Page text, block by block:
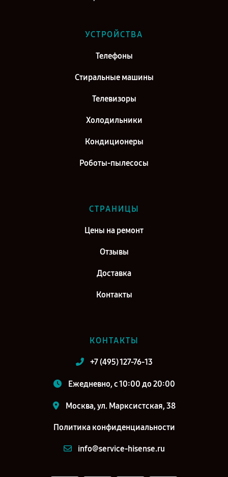
Ремонт телевизора Hisense H43A5600 в г. Саратов
Ремонт телевизора Hisense H43A5600 в г. Киров
УСТРОЙСТВА
Телефоны
Стиральные машины
Телевизоры
Холодильники
Кондиционеры
Роботы-пылесосы
СТРАНИЦЫ
Цены на ремонт
Отзывы
Доставка
Контакты
КОНТАКТЫ
+7 (495) 127-76-13
Ежедневно, с 10:00 до 20:00
Москва, ул. Марксистская, 38
Политика конфиденциальности
info@service-hisense.ru